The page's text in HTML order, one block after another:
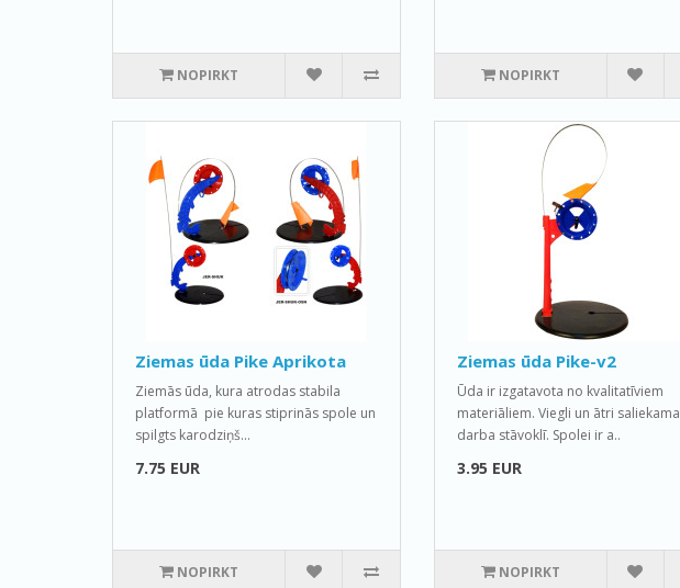
NOPIRKT NOPIRKT
Ziemas ūda Pike Aprikota
Ziemās ūda, kura atrodas stabila
platformā pie kuras stiprinās spole un
spilgts karodziņš...
7.75 EUR
NOPIRKT
Ziemas ūda Pike-v2
Ūda ir izgatavota no kvalitatīviem
materiāliem. Viegli un ātri saliekama
darba stāvoklī. Spolei ir a..
3.95 EUR
NOPIRKT